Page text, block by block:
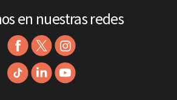
en nuestras redes